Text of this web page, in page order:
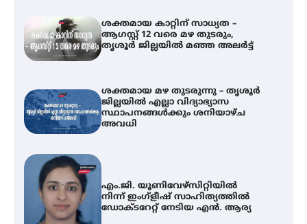
ശക്തമായ കാറ്റിന് സാധ്യത –
ആഗസ്റ്റ് 12 വരെ മഴ തുടരും,
തൃശൂർ ജില്ലയിൽ മഞ്ഞ അലർട്ട്
ശക്തമായ മഴ തുടരുന്നു – തൃശൂർ
ജില്ലയിൽ എല്ലാ വിദ്യാഭ്യാസ
സ്ഥാപനങ്ങൾക്കും ശനിയാഴ്ച
അവധി
എം.ജി. യൂണിവേഴ്‌സിറ്റിയിൽ
നിന്ന് ഇംഗ്ളീഷ് സാഹിത്യത്തിൽ
ഡോക്ടറേറ്റ് നേടിയ എൻ. ആര്യ